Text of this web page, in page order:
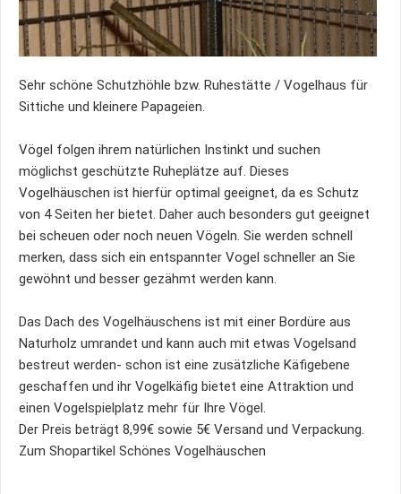
Sehr schöne Schutzhöhle bzw. Ruhestätte / Vogelhaus für
Sittiche und kleinere Papageien.
Vögel folgen ihrem natürlichen Instinkt und suchen
möglichst geschützte Ruheplätze auf. Dieses
Vogelhäuschen ist hierfür optimal geeignet, da es Schutz
von 4 Seiten her bietet. Daher auch besonders gut geeignet
bei scheuen oder noch neuen Vögeln. Sie werden schnell
merken, dass sich ein entspannter Vogel schneller an Sie
gewöhnt und besser gezähmt werden kann.
Das Dach des Vogelhäuschens ist mit einer Bordüre aus
Naturholz umrandet und kann auch mit etwas Vogelsand
bestreut werden- schon ist eine zusätzliche Käfigebene
geschaffen und ihr Vogelkäfig bietet eine Attraktion und
einen Vogelspielplatz mehr für Ihre Vögel.
Der Preis beträgt 8,99€ sowie 5€ Versand und Verpackung.
Zum Shopartikel Schönes Vogelhäuschen